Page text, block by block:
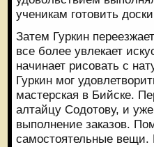
ученикам готовить
Затем Гуркин
все более увлекает
начинает рисовать с
Гуркин мог
мастерская в Бийске.
алтайцу Содотову, и
выполнение заказов.
самостоятельные вещи.